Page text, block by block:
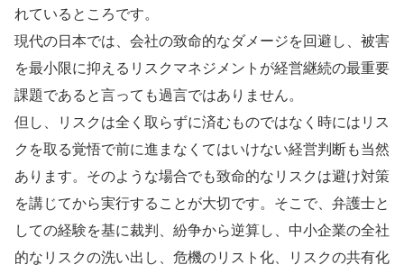
れているところです。
現代の日本では、会社の致命的なダメージを回避し、被害
を最小限に抑えるリスクマネジメントが経営継続の最重要
課題であると言っても過言ではありません。
但し、リスクは全く取らずに済むものではなく時にはリス
クを取る覚悟で前に進まなくてはいけない経営判断も当然
あります。そのような場合でも致命的なリスクは避け対策
を講じてから実行することが大切です。そこで、弁護士と
しての経験を基に裁判、紛争から逆算し、中小企業の全社
的なリスクの洗い出し、危機のリスト化、リスクの共有化